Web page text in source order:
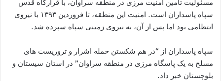
مسئولیت تامین امنیت مرزی در منطقه سراوان، با قرارگاه قدس
سپاه پاسداران است. امنیت این منطقه، تا فروردین ۱۳۹۳ با نیروی
انتظامی بود اما پس از آن، به نیروی زمینی سپاه سپرده شد.
سپاه پاسداران از “در هم شکستن حمله اشرار و تروریست های
مسلح به یک پاسگاه مرزی در منطقه سراوان” در استان سیستان و
بلوچستان خبر داد.